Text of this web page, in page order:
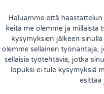
Haluamme että
keitä me olemme ja millaista
kysymyksien jälkeen
olemme sellainen työnantaja,
sellaisia työtehtäviä, jotka
lopuksi ei tule kysymyksiä
esittää